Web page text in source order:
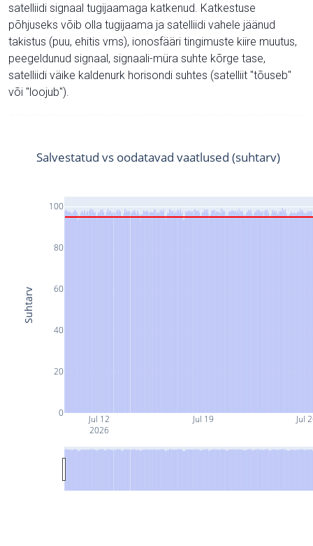
satelliidi signaal tugijaamaga katkenud. Katkestuse
põhjuseks võib olla tugijaama ja satelliidi vahele jäänud
takistus (puu, ehitis vms), ionosfääri tingimuste kiire muutus,
peegeldunud signaal, signaali-müra suhte kõrge tase,
satelliidi väike kaldenurk horisondi suhtes (satelliit "tõuseb"
või "loojub").
Jul 12
2026
Jul 19 Jul
0
20
40
60
80
100
Salvestatud vs oodatavad vaatlused (suhtarv)
Suhtarv